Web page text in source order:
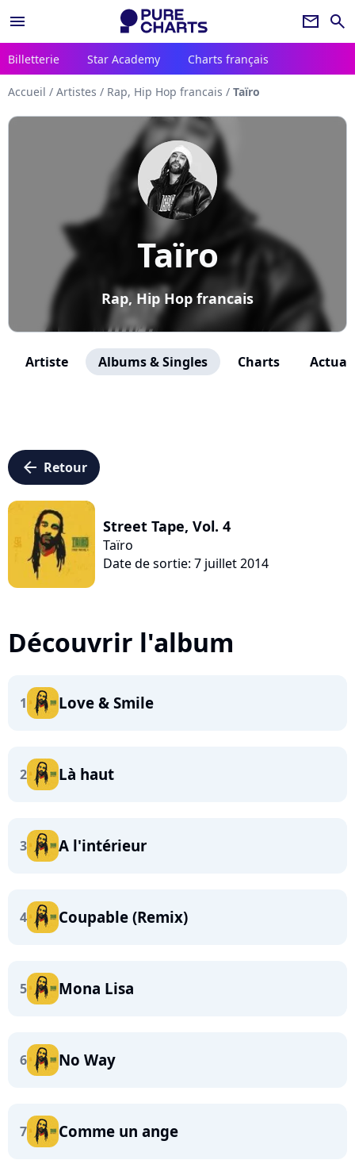
menu newsletter search
Billetterie Star Academy Charts français
Accueil / Artistes / Rap, Hip Hop francais / Taïro
Taïro
Rap, Hip Hop francais
Artiste Albums & Singles Charts
arrow_left Retour
Street Tape, Vol. 4
Taïro
Date de sortie: 7 juillet 2014
Découvrir l'album
1 Love & Smile
2 Là haut
3 A l'intérieur
4 Coupable (Remix)
5 Mona Lisa
6 No Way
7 Comme un ange